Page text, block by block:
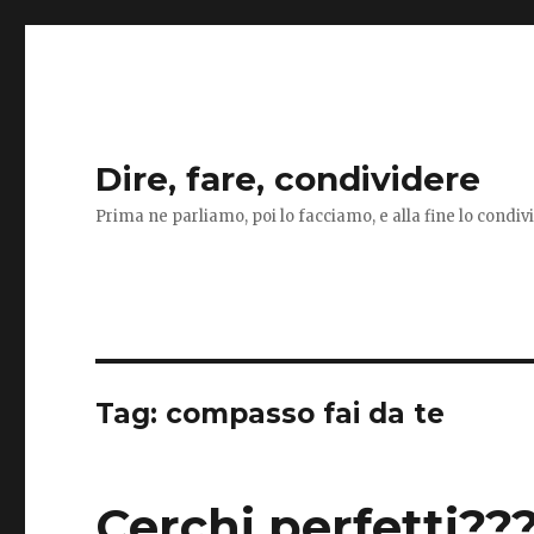
Dire, fare, condividere
Prima ne parliamo, poi lo facciamo, e alla fine lo
Tag: compasso fai da te